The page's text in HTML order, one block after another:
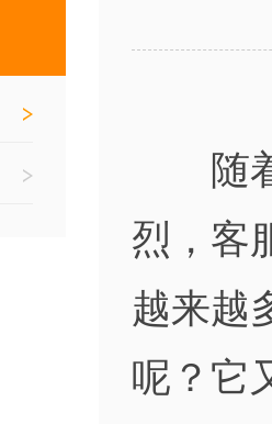
随着
烈，客
越来越
呢？它